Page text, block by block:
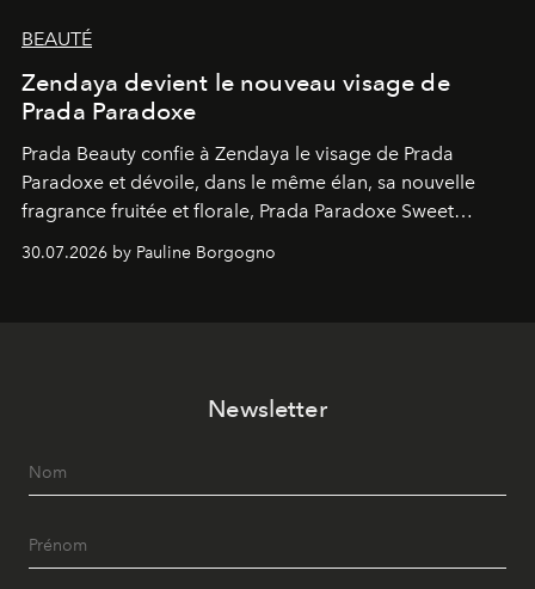
BEAUTÉ
Zendaya devient le nouveau visage de
Prada Paradoxe
Prada Beauty confie à Zendaya le visage de Prada
Paradoxe et dévoile, dans le même élan, sa nouvelle
fragrance fruitée et florale, Prada Paradoxe Sweet
Chemistry Eau de Parfum.
30.07.2026 by Pauline Borgogno
Newsletter